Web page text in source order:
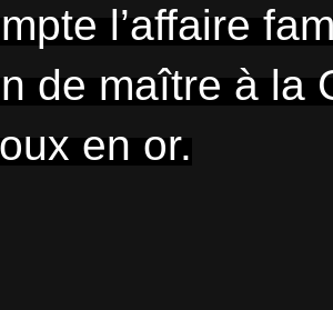
l’affaire
de maître à la
en or.